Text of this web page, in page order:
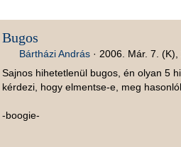
Bugos
Bártházi András· 2006. Már. 7. (K),
Sajnos hihetetlenül bugos, én olyan 5
kérdezi, hogy elmentse-e, meg
-boogie-